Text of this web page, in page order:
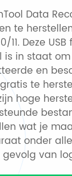
Data
te
11. Deze
is in staat
en
te
hoge
wat je
onder
van